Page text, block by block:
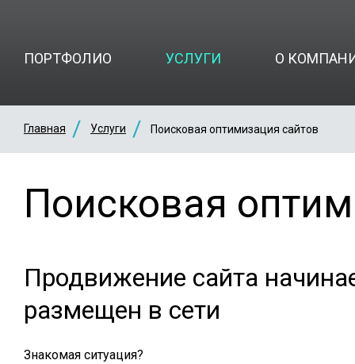
ПОРТФОЛИО УСЛУГИ О
Главная Услуги Поисковая оптимизация сайтов
Поисковая
Продвижение сайта
размещен в сети
Знакомая ситуация?